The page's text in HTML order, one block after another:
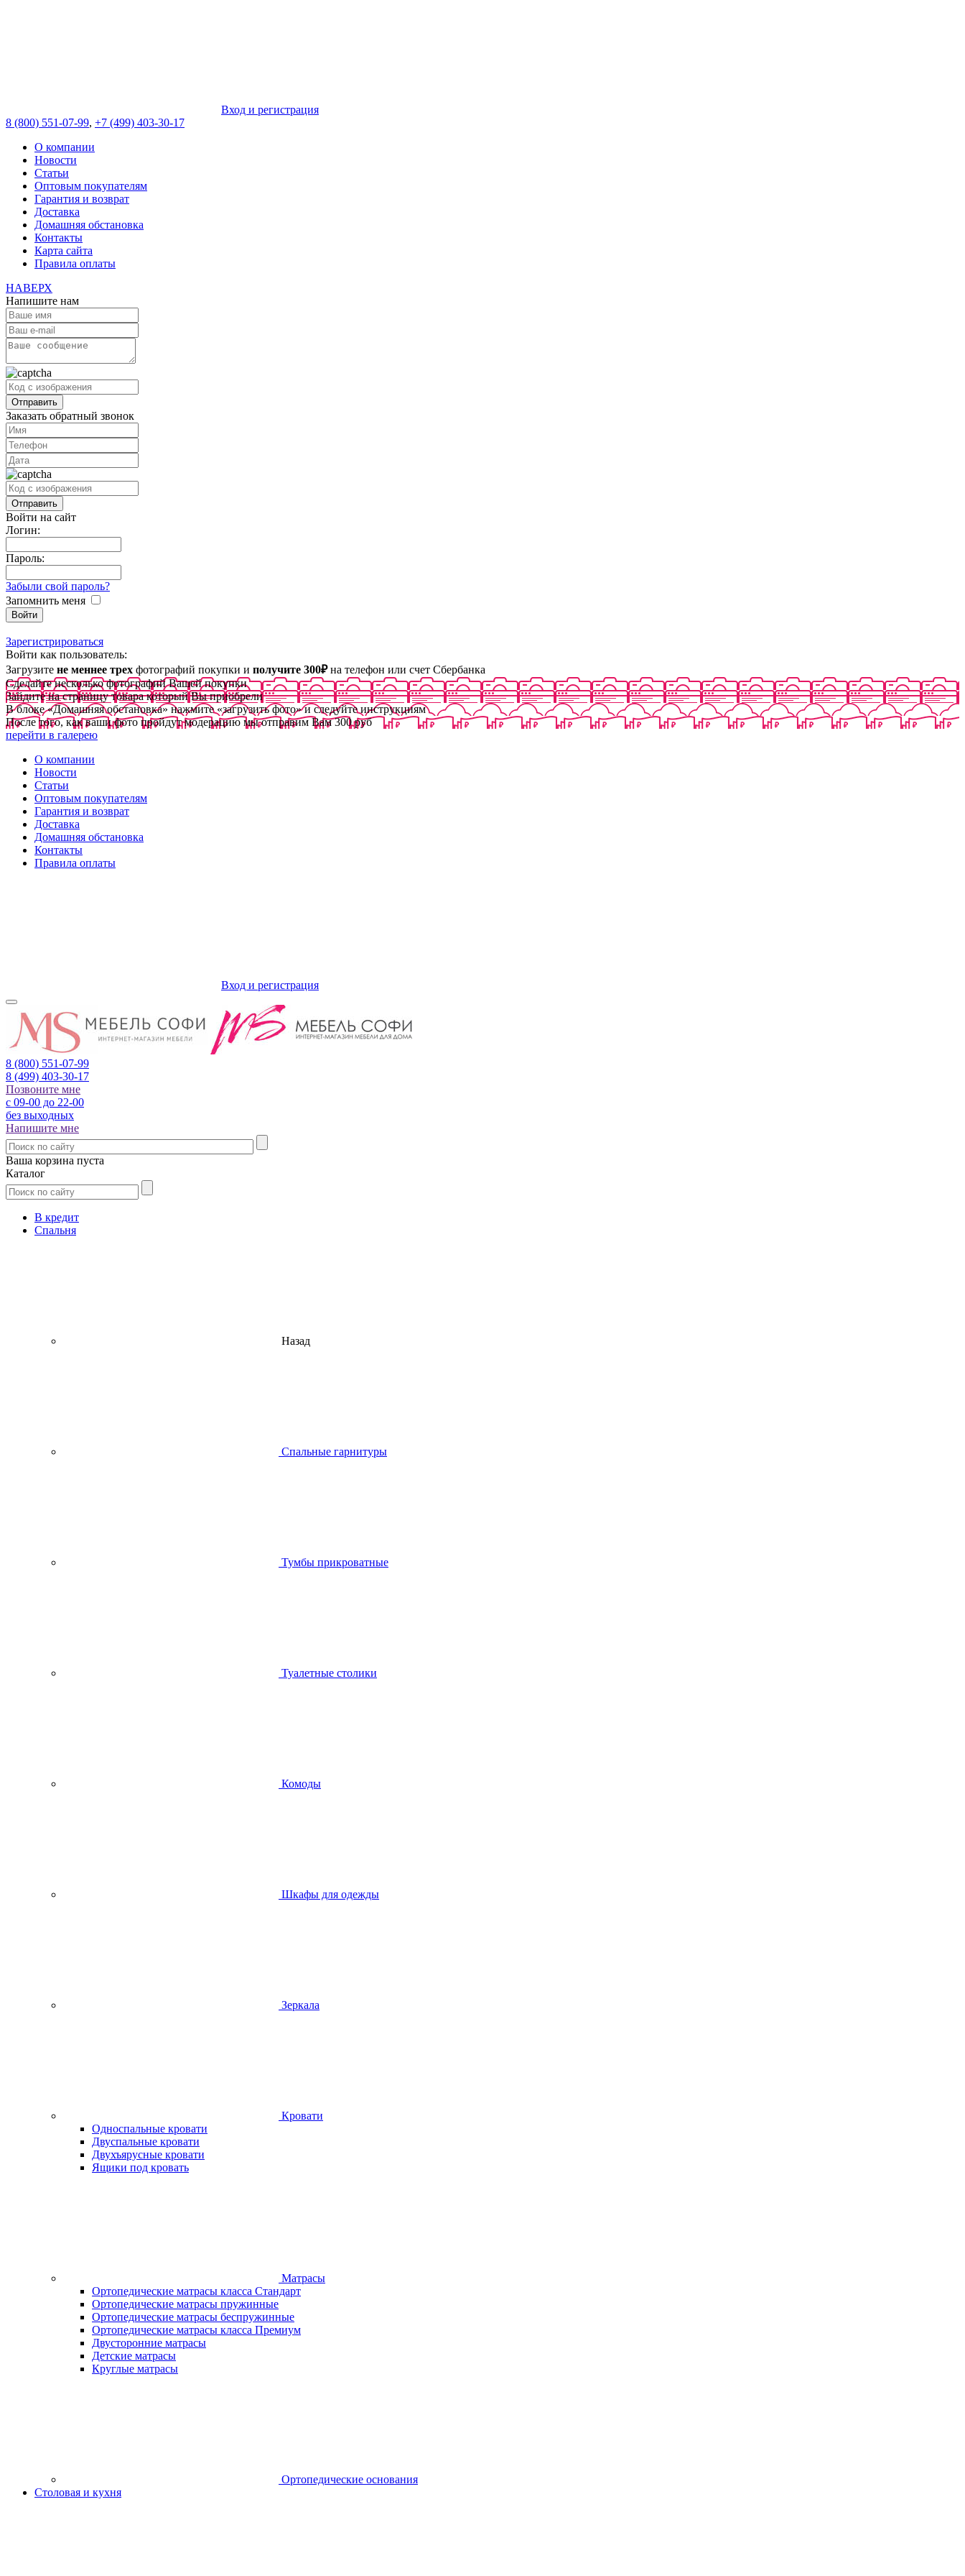
Вход и регистрация
8 (800) 551-07-99, +7 (499) 403-30-17
О компании
Новости
Статьи
Оптовым покупателям
Гарантия и возврат
Доставка
Домашняя обстановка
Контакты
Карта сайта
Правила оплаты
НАВЕРХ
Напишите нам
Заказать обратный звонок
Войти на сайт
Логин:
Пароль:
Забыли свой пароль?
Запомнить меня
Зарегистрироваться
Войти как пользователь:
Загрузите не меннее трех фотографий покупки и получите 300₽на телефон или счет Сбербанка
Сделайте несколько фотографий Вашей покупки
Зайдите на страницу товара который Вы приобрели
В блоке «Домашняя обстановка» нажмите «загрузить фото» и следуйте инструкциям
После того, как ваши фото пройдут модерацию мы отправим Вам 300 руб
перейти в галерею
О компании
Новости
Статьи
Оптовым покупателям
Гарантия и возврат
Доставка
Домашняя обстановка
Контакты
Правила оплаты
Вход и регистрация
8 (800) 551-07-99
8 (499) 403-30-17
Позвоните мне
с 09-00 до 22-00
без выходных
Напишите мне
Ваша корзина пуста
Каталог
В кредит
Спальня
Назад
Спальные гарнитуры
Тумбы прикроватные
Туалетные столики
Комоды
Шкафы для одежды
Зеркала
Кровати
Односпальные кровати
Двуспальные кровати
Двухъярусные кровати
Ящики под кровать
Матрасы
Ортопедические матрасы класса Стандарт
Ортопедические матрасы пружинные
Ортопедические матрасы беспружинные
Ортопедические матрасы класса Премиум
Двусторонние матрасы
Детские матрасы
Круглые матрасы
Ортопедические основания
Столовая и кухня